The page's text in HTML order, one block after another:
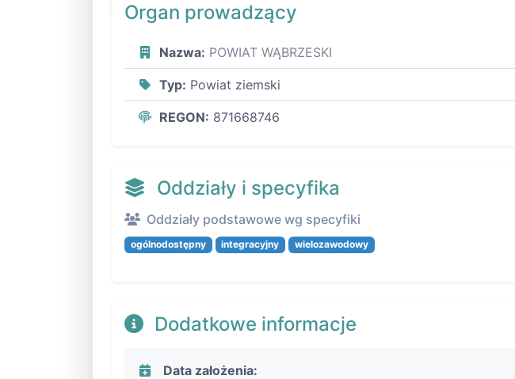
Organ prowadzący
Nazwa: POWIAT WĄBRZESKI
Typ: Powiat ziemski
REGON: 871668746
Oddziały i specyfika
Oddziały podstawowe wg specyfiki
ogólnodostępny integracyjny wielozawodowy
Dodatkowe informacje
Data założenia: